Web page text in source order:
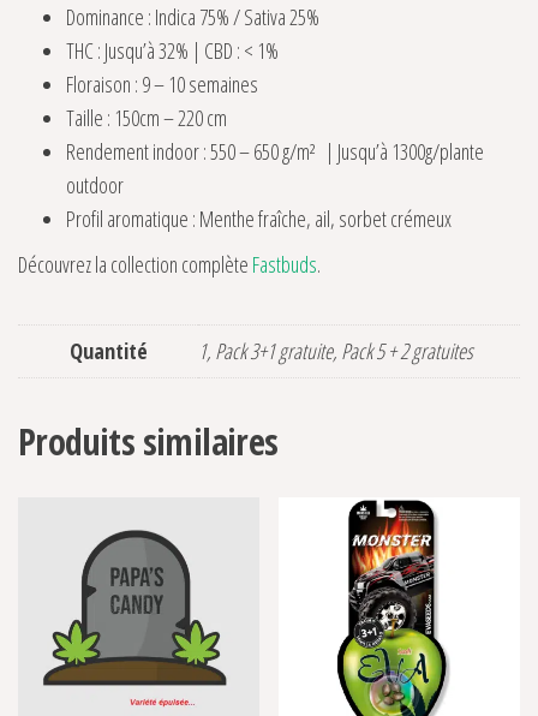
Dominance : Indica 75% / Sativa 25%
THC : Jusqu’à 32% | CBD : < 1%
Floraison : 9 – 10 semaines
Taille : 150cm – 220 cm
Rendement indoor : 550 – 650 g/m² | Jusqu’à 1300g/plante
outdoor
Profil aromatique : Menthe fraîche, ail, sorbet crémeux
Découvrez la collection complète Fastbuds.
Quantité 1, Pack 3+1 gratuite, Pack 5 + 2 gratuites
Produits similaires